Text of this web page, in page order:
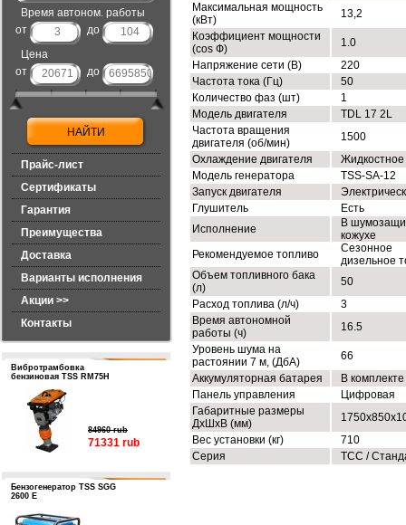
Время автоном. работы
от
до
Цена
от
до
Прайс-лист
Сертификаты
Гарантия
Преимущества
Доставка
Варианты исполнения
Акции >>
Контакты
Вибротрамбовка
бензиновая TSS RM75H
84960 rub
71331 rub
Бензогенератор TSS SGG
2600 E
Максимальная мощность
(кВт)
13,2
Коэффициент мощности
(cos Ф)
1.0
Напряжение сети (В)
220
Частота тока (Гц)
50
Количество фаз (шт)
1
Модель двигателя
TDL 17 2L
Частота вращения
двигателя (об/мин)
1500
Охлаждение двигателя
Жидкостное
Модель генератора
TSS-SA-12
Запуск двигателя
Глушитель
Есть
Исполнение
В
кожухе
Рекомендуемое топливо
Сезонное
дизельное
Объем топливного бака
(л)
50
Расход топлива (л/ч)
3
Время автономной
работы (ч)
16.5
Уровень шума на
растоянии 7 м, (ДбА)
66
Аккумуляторная батарея
В комплекте
Панель управления
Цифровая
Габаритные размеры
ДхШхВ (мм)
Вес установки (кг)
710
Серия
ТСС /